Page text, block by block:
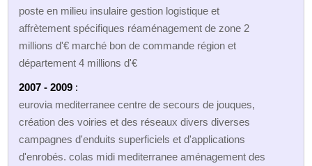
poste en milieu insulaire gestion logistique et
affrètement spécifiques réaménagement de zone 2
millions d'€ marché bon de commande région et
département 4 millions d'€
2007 - 2009 :
eurovia mediterranee centre de secours de jouques,
création des voiries et des réseaux divers diverses
campagnes d'enduits superficiels et d'applications
d'enrobés. colas midi mediterranee aménagement des